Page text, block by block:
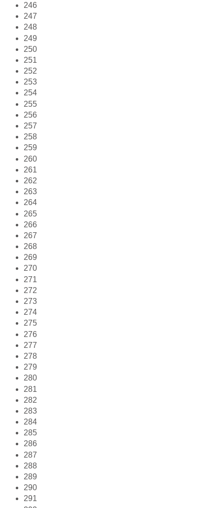
246
247
248
249
250
251
252
253
254
255
256
257
258
259
260
261
262
263
264
265
266
267
268
269
270
271
272
273
274
275
276
277
278
279
280
281
282
283
284
285
286
287
288
289
290
291